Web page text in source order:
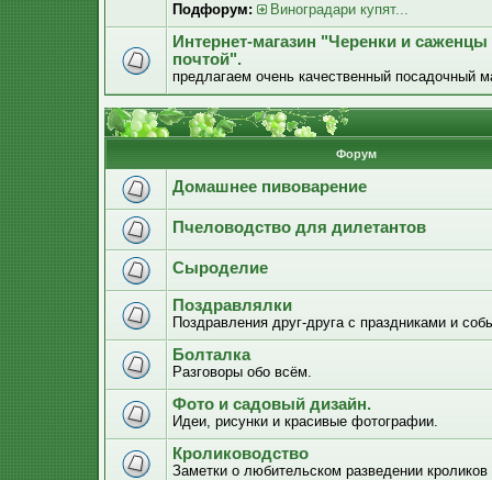
Подфорум:
Виноградари купят...
Интернет-магазин "Черенки и саженцы
почтой".
предлагаем очень качественный посадочный
Форум
Домашнее пивоварение
Пчеловодство для дилетантов
Сыроделие
Поздравлялки
Поздравления друг-друга с праздниками и
Болталка
Разговоры обо всём.
Фото и садовый дизайн.
Идеи, рисунки и красивые фотографии.
Кролиководство
Заметки о любительском разведении кроликов